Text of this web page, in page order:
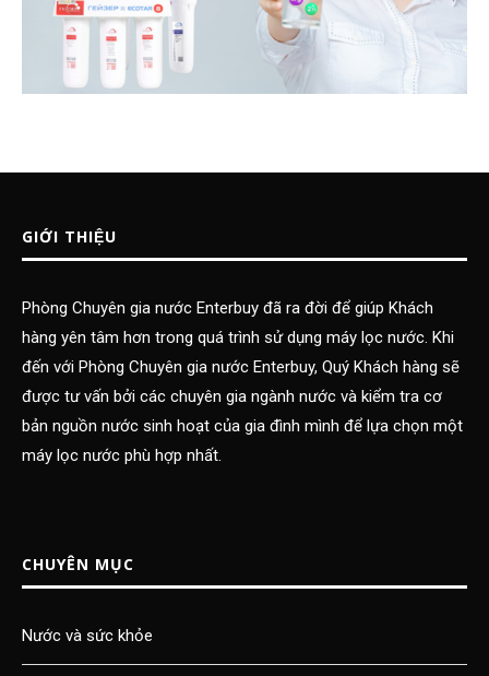
GIỚI THIỆU
Phòng Chuyên gia nước Enterbuy đã ra đời để giúp Khách
hàng yên tâm hơn trong quá trình sử dụng máy lọc nước. Khi
đến với Phòng Chuyên gia nước Enterbuy, Quý Khách hàng sẽ
được tư vấn bởi các chuyên gia ngành nước và kiểm tra cơ
bản nguồn nước sinh hoạt của gia đình mình để lựa chọn một
máy lọc nước phù hợp nhất.
CHUYÊN MỤC
Nước và sức khỏe